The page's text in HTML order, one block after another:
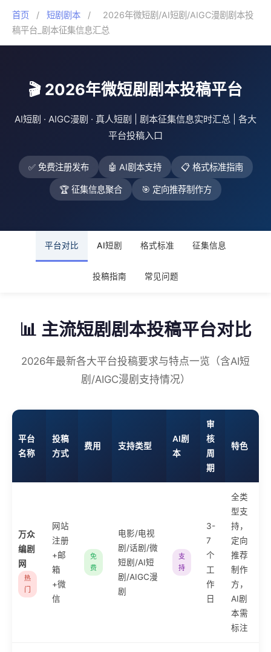
首页 / 短剧剧本 /
2026年微短剧/AI短剧/AIGC漫剧剧本投
稿平台_剧本征集信息汇总
🎬 2026年微短剧剧本投稿平台
AI短剧 · AIGC漫剧 · 真人短剧 | 剧本征集信息实时汇总 | 各大
平台投稿入口
✅ 免费注册发布 🤖 AI剧本支持 📋 格式标准指南
🏆 征集信息聚合 🎯 定向推荐制作方
平台对比 AI短剧 格式标准 征集信息
投稿指南 常见问题
📊 主流短剧剧本投稿平台对比
2026年最新各大平台投稿要求与特点一览（含AI短
剧/AIGC漫剧支持情况）
平台
名称
投稿
方式
费用 支持类型
AI剧
本
审
核
周
期
特色
万众
编剧
网
热
门
网站
注册
+邮
箱
+微
信
免
费
电影/电视
剧/话剧/微
短剧/AI短
剧/AIGC漫
剧
支
持
3-
7
个
工
作
日
全类
型支
持，
定向
推荐
制作
方，
AI剧
本需
标注